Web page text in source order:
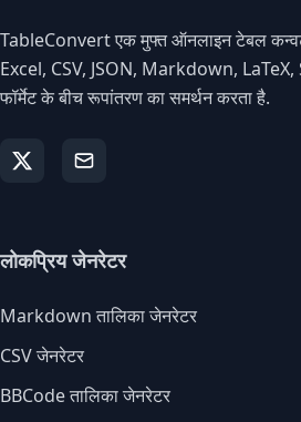
TableConvert एक मुफ्त ऑनलाइन टेबल
Excel, CSV, JSON, Markdown,
फॉर्मेट के बीच रूपांतरण का समर्थन करता है.
लोकप्रिय जेनरेटर
Markdown तालिका जेनरेटर
CSV जेनरेटर
BBCode तालिका जेनरेटर